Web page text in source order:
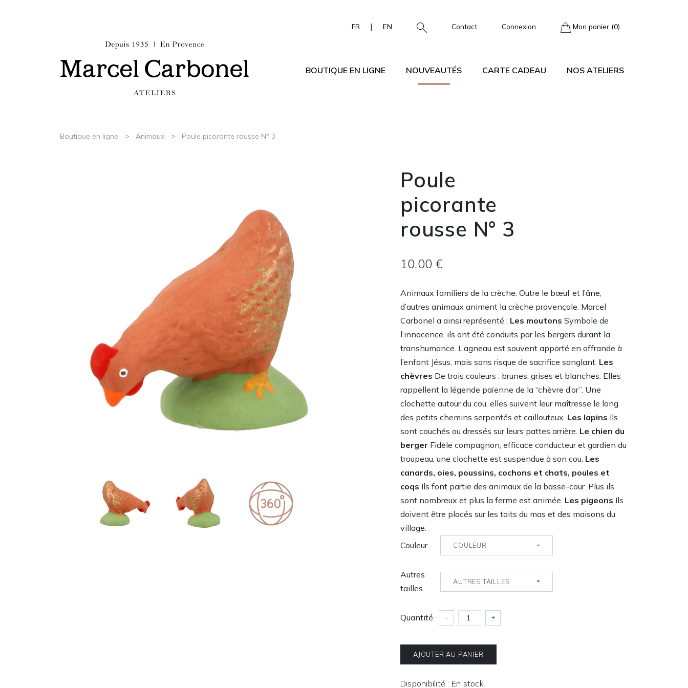
FR | EN Contact Connexion Mon panier (0)
BOUTIQUE EN LIGNE NOUVEAUTÉS CARTE CADEAU NOS ATELIERS
Boutique en ligne > Animaux > Poule picorante rousse N° 3
Poule
picorante
rousse N° 3
10.00 €
Animaux familiers de la crèche. Outre le bœuf et l’âne,
d’autres animaux animent la crèche provençale. Marcel
Carbonel a ainsi représenté : Les moutons Symbole de
l’innocence, ils ont été conduits par les bergers durant la
transhumance. L’agneau est souvent apporté en offrande à
l’enfant Jésus, mais sans risque de sacrifice sanglant. Les
chèvres De trois couleurs : brunes, grises et blanches. Elles
rappellent la légende païenne de la “chèvre d’or”. Une
clochette autour du cou, elles suivent leur maîtresse le long
des petits chemins serpentés et caillouteux. Les lapins Ils
sont couchés ou dressés sur leurs pattes arrière. Le chien du
berger Fidèle compagnon, efficace conducteur et gardien du
troupeau, une clochette est suspendue à son cou. Les
canards, oies, poussins, cochons et chats, poules et
coqs Ils font partie des animaux de la basse-cour. Plus ils
sont nombreux et plus la ferme est animée. Les pigeons Ils
doivent être placés sur les toits du mas et des maisons du
village.
Couleur
COULEUR
Autres
tailles
AUTRES TAILLES
Quantité - +
AJOUTER AU PANIER
Disponibilité : En stock